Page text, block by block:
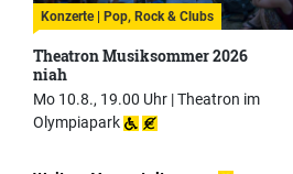
Konzerte | Pop, Rock & Clubs
Theatron Musiksommer 2026
niah
Mo 10.8., 19.00 Uhr |Theatron im
Olympiapark